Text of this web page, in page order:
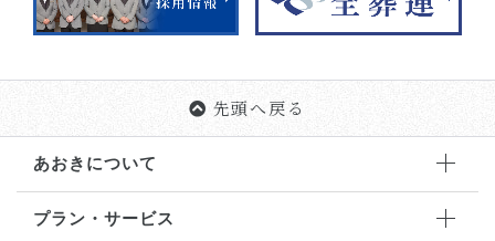
先頭へ戻る
あおきについて
プラン・サービス